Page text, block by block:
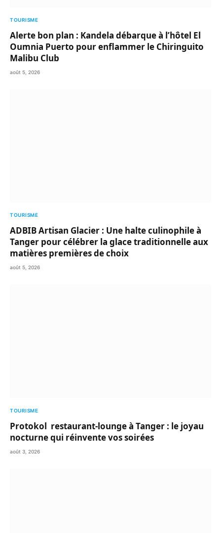
TOURISME
Alerte bon plan : Kandela débarque à l’hôtel El
Oumnia Puerto pour enflammer le Chiringuito
Malibu Club
août 5, 2026
TOURISME
ADBIB Artisan Glacier : Une halte culinophile à
Tanger pour célébrer la glace traditionnelle aux
matières premières de choix
août 5, 2026
TOURISME
Protokol restaurant-lounge à Tanger : le joyau
nocturne qui réinvente vos soirées
août 3, 2026